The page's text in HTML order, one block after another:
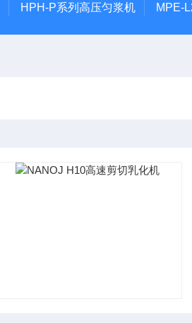
HPH-P系列高压匀浆机 MPE-